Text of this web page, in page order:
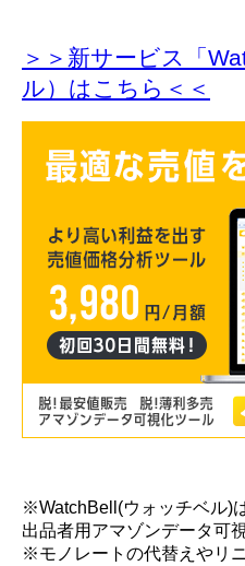
＞＞新サービス「
ル）はこちら＜＜
※WatchBell(ウォッチベル)
出品者用アマゾンデータ可
※モノレートの代替えやリ